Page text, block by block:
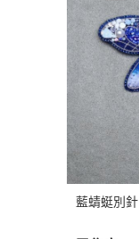
藍蜻蜓別針